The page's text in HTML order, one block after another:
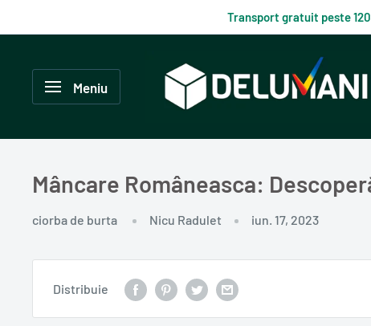
te
continut
Transport gratuit peste
Meniu
Delumani
Magazin
Mâncare Româneasca:
ciorba de burta Nicu Radulet iun. 17, 2023
Distribuie